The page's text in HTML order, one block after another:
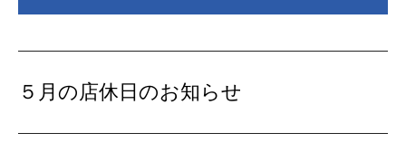
５月の店休日のお知らせ